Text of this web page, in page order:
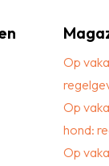
Op
Op
hond:
Op